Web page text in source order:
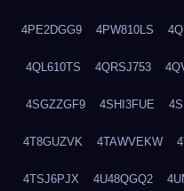
4PE2DGG9 4PW810LS
4QL610TS 4QRSJ753
4SGZZGF9 4SHI3FUE
4T8GUZVK 4TAWVEKW
4TSJ6PJX 4U48QGQ2